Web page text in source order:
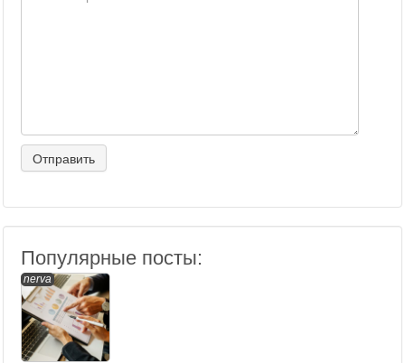
Популярные посты:
nerva